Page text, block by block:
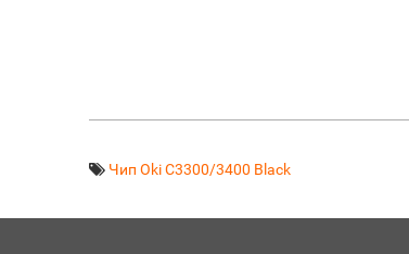
Чип Oki C3300/3400 Black